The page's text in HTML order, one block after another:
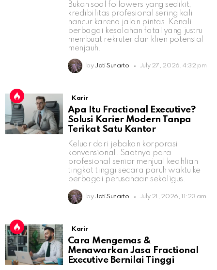
Bukan soal followers yang sedikit,
kredibilitas profesional sering kali
hancur karena jalan pintas. Kenali
berbagai kesalahan fatal yang justru
membuat rekruter dan klien potensial
menjauh.
by Jati Sunarto July 27, 2026, 4:32 pm
Karir
Apa Itu Fractional Executive?
Solusi Karier Modern Tanpa
Terikat Satu Kantor
Keluar dari jebakan korporasi
konvensional. Saatnya para
profesional senior menjual keahlian
tingkat tinggi secara paruh waktu ke
berbagai perusahaan sekaligus.
by Jati Sunarto July 21, 2026, 11:23 am
Karir
Cara Mengemas &
Menawarkan Jasa Fractional
Executive Bernilai Tinggi